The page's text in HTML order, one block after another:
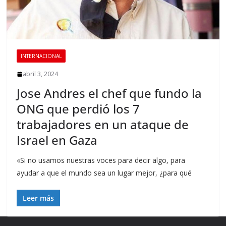
INTERNACIONAL
abril 3, 2024
Jose Andres el chef que fundo la
ONG que perdió los 7
trabajadores en un ataque de
Israel en Gaza
«Si no usamos nuestras voces para decir algo, para
ayudar a que el mundo sea un lugar mejor, ¿para qué
Leer más